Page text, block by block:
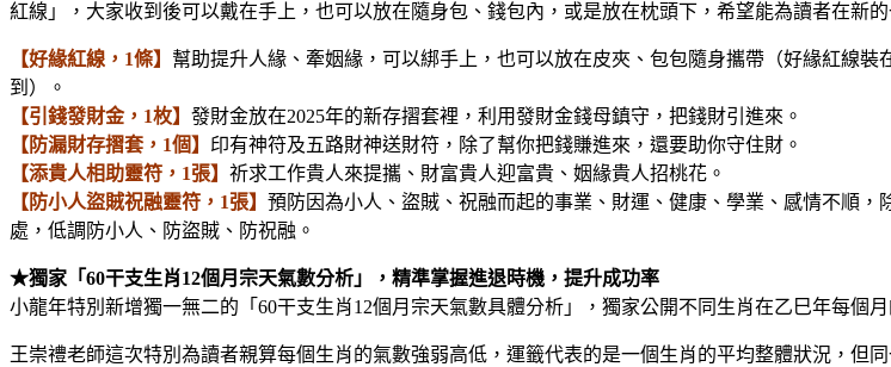
紅線」，大家收到後可以戴在手上，也可以放在隨身包、錢包內，或是放在枕頭下，希望能為讀者在新
【好緣紅線，1條】 幫助提升人緣、牽姻緣，可以綁手上，也可以放在皮夾、包包隨身攜帶（好緣紅線
到）。
【引錢發財金，1枚】 發財金放在2025年的新存摺套裡，利用發財金錢母鎮守，把錢財引進來。
【防漏財存摺套，1個】 印有神符及五路財神送財符，除了幫你把錢賺進來，還要助你守住財。
【添貴人相助靈符，1張】 祈求工作貴人來提攜、財富貴人迎富貴、姻緣貴人招桃花。
【防小人盜賊祝融靈符，1張】 預防因為小人、盜賊、祝融而起的事業、財運、健康、學業、感情不順
處，低調防小人、防盜賊、防祝融。
★獨家「60干支生肖12個月宗天氣數分析」，精準掌握進退時機，提升成功率
小龍年特別新增獨一無二的「60干支生肖12個月宗天氣數具體分析」，獨家公開不同生肖在乙巳年每個月
王崇禮老師這次特別為讀者親算每個生肖的氣數強弱高低，運籤代表的是一個生肖的平均整體狀況，